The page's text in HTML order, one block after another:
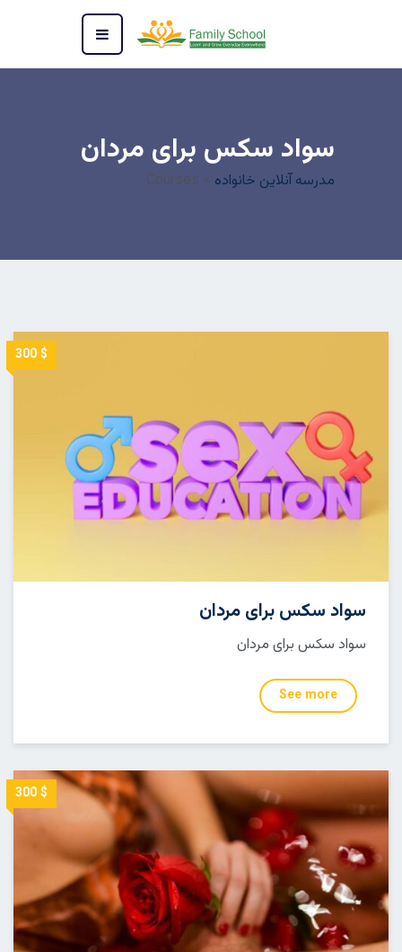
سواد سکس برای مردان
مدرسه آنلاین خانواده >
Courses
$ 300
سواد سکس برای مردان
سواد سکس برای مردان
See more
$ 300